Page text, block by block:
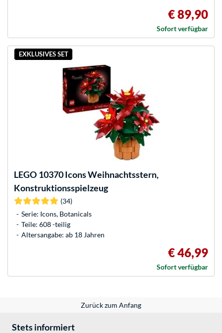
€ 89,90
Sofort verfügbar
EXKLUSIVES SET
LEGO 10370 Icons Weihnachtsstern,
Konstruktionsspielzeug
(34)
Serie: Icons, Botanicals
Teile: 608 -teilig
Altersangabe: ab 18 Jahren
€ 46,99
Sofort verfügbar
Zurück zum Anfang
Stets informiert